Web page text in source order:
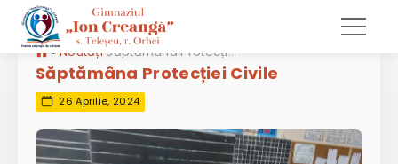
»Noutăți Săptămâna Protecției Civile
Săptămâna Protecției Civile
26 Aprilie, 2024